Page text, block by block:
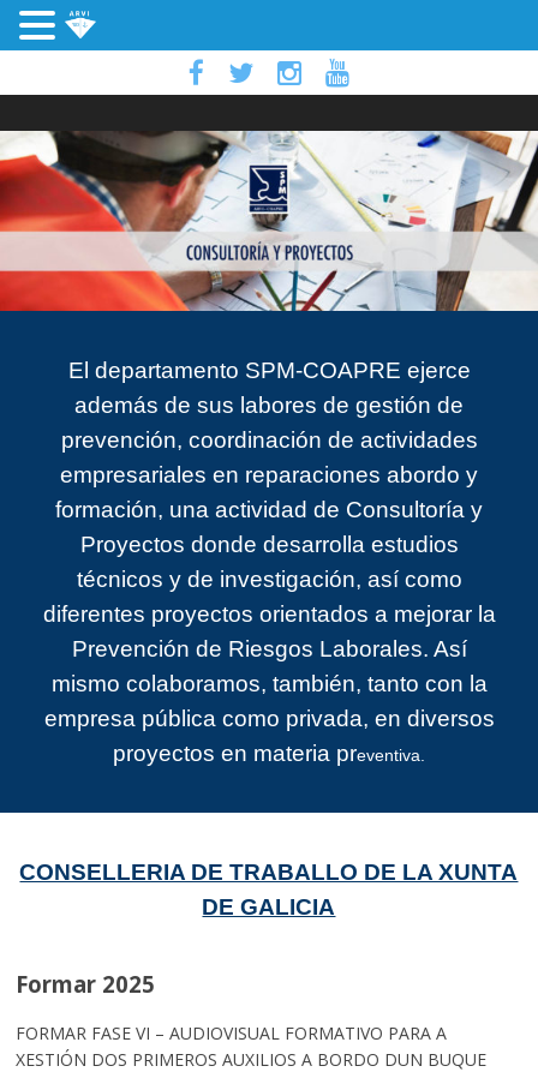
El departamento SPM-COAPRE ejerce
además de sus labores de gestión de
prevención, coordinación de actividades
empresariales en reparaciones abordo y
formación, una actividad de Consultoría y
Proyectos donde desarrolla estudios
técnicos y de investigación, así como
diferentes proyectos orientados a mejorar la
Prevención de Riesgos Laborales. Así
mismo colaboramos, también, tanto con la
empresa pública como privada, en diversos
proyectos en materia preventiva.
CONSELLERIA DE TRABALLO DE LA XUNTA
DE GALICIA
Formar 2025
FORMAR FASE VI – AUDIOVISUAL FORMATIVO PARA A
XESTIÓN DOS PRIMEROS AUXILIOS A BORDO DUN BUQUE